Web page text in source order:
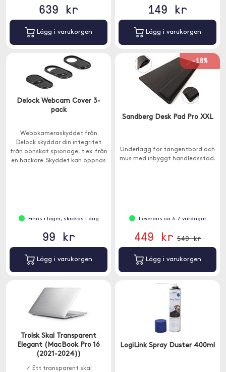
639 kr
Lägg i varukorgen
149 kr
Lägg i varukorgen
Delock Webcam Cover 3-
pack
Webbkameraskyddet från
Delock skyddar din integritet
från oönskat spionage, t.ex. från
en hackare. Skyddet kan öppnas
Finns i lager, skickas i dag
99 kr
Lägg i varukorgen
-18%
Sandberg Desk Pad Pro XXL
Underlägg för tangentbord och
mus med inbyggt handledsstöd.
Leverans ca 3-7 vardagar
449 kr 549 kr
Lägg i varukorgen
Trolsk Skal Transparent
Elegant (MacBook Pro 16
(2021-2024))
✓ Ett transparent skal
LogiLink Spray Duster 400ml